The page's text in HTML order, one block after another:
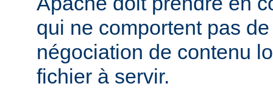
qui ne comportent pas
négociation de contenu
fichier à servir.